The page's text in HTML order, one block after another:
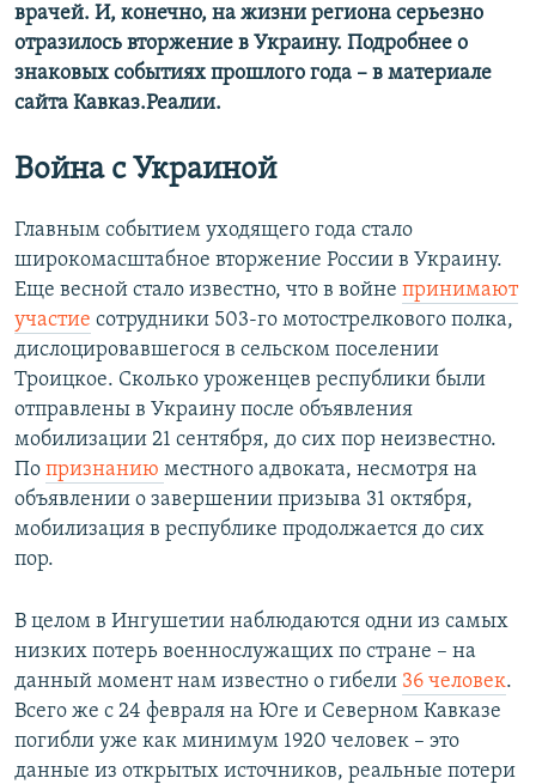
врачей. И, конечно, на жизни региона серьезно
отразилось вторжение в Украину. Подробнее о
знаковых событиях прошлого года – в материале
сайта Кавказ.Реалии.
Война с Украиной
Главным событием уходящего года стало
широкомасштабное вторжение России в Украину.
Еще весной стало известно, что в войне принимают
участие сотрудники 503-го мотострелкового полка,
дислоцировавшегося в сельском поселении
Троицкое. Сколько уроженцев республики были
отправлены в Украину после объявления
мобилизации 21 сентября, до сих пор неизвестно.
По признанию местного адвоката, несмотря на
объявлении о завершении призыва 31 октября,
мобилизация в республике продолжается до сих
пор.
В целом в Ингушетии наблюдаются одни из самых
низких потерь военнослужащих по стране – на
данный момент нам известно о гибели 36 человек.
Всего же с 24 февраля на Юге и Северном Кавказе
погибли уже как минимум 1920 человек – это
данные из открытых источников, реальные потери